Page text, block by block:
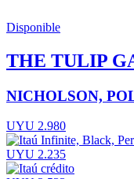
Disponible
THE TULIP
NICHOLSON,
UYU 2.980
UYU 2.235